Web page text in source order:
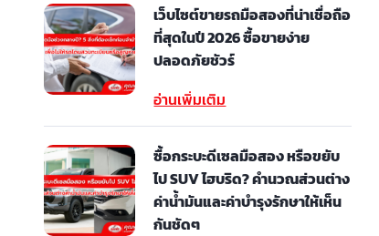
เว็บไซต์ขายรถมือสองที่น่าเชื่อถือ
ที่สุดในปี 2026 ซื้อขายง่าย
ปลอดภัยชัวร์
อ่านเพิ่มเติม
ซื้อกระบะดีเซลมือสอง หรือขยับ
ไป SUV ไฮบริด? คำนวณส่วนต่าง
ค่าน้ำมันและค่าบำรุงรักษาให้เห็น
กันชัดๆ